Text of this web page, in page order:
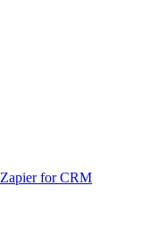
Zapier for CRM